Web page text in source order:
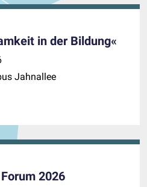
in der Bildung«
Jahnallee
2026